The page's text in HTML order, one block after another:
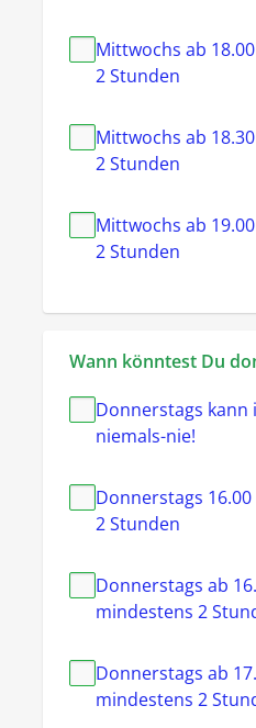
Mittwochs ab
2 Stunden
Mittwochs ab
2 Stunden
Mittwochs ab
2 Stunden
Wann könntest Du
Donnerstags kann
niemals-nie!
Donnerstags
2 Stunden
Donnerstags ab
mindestens 2
Donnerstags ab
mindestens 2